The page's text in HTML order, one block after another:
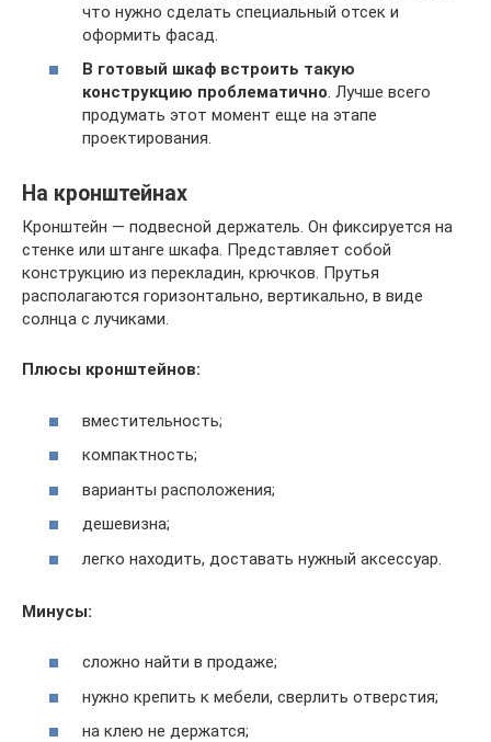
что нужно сделать специальный отсек и
оформить фасад.
В готовый шкаф встроить такую
конструкцию проблематично. Лучше всего
продумать этот момент еще на этапе
проектирования.
На кронштейнах
Кронштейн — подвесной держатель. Он фиксируется на
стенке или штанге шкафа. Представляет собой
конструкцию из перекладин, крючков. Прутья
располагаются горизонтально, вертикально, в виде
солнца с лучиками.
Плюсы кронштейнов:
вместительность;
компактность;
варианты расположения;
дешевизна;
легко находить, доставать нужный аксессуар.
Минусы:
сложно найти в продаже;
нужно крепить к мебели, сверлить отверстия;
на клею не держатся;